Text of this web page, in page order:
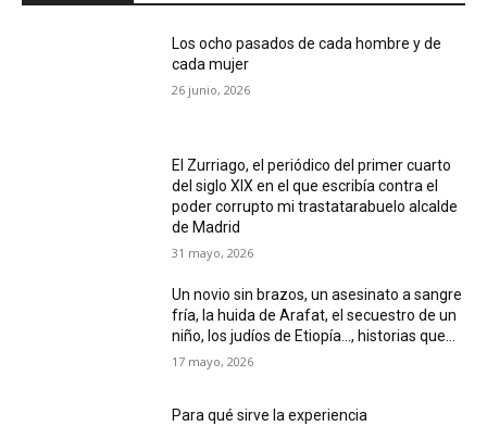
Los ocho pasados de cada hombre y de
cada mujer
26 junio, 2026
El Zurriago, el periódico del primer cuarto
del siglo XIX en el que escribía contra el
poder corrupto mi trastatarabuelo alcalde
de Madrid
31 mayo, 2026
Un novio sin brazos, un asesinato a sangre
fría, la huida de Arafat, el secuestro de un
niño, los judíos de Etiopía…, historias que...
17 mayo, 2026
Para qué sirve la experiencia